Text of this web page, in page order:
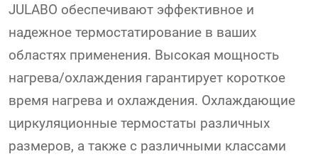
JULABO обеспечивают эффективное и
надежное термостатирование в ваших
областях применения. Высокая мощность
нагрева/охлаждения гарантирует короткое
время нагрева и охлаждения. Охлаждающие
циркуляционные термостаты различных
размеров, а также с различными классами